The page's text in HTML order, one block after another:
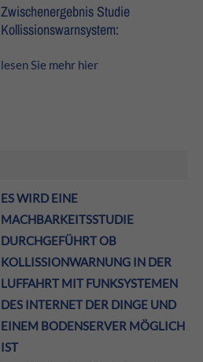
Zwischenergebnis Studie
Kollissionswarnsystem:
lesen Sie mehr hier
ES WIRD EINE
MACHBARKEITSSTUDIE
DURCHGEFÜHRT OB
KOLLISSIONWARNUNG IN DER
LUFFAHRT MIT FUNKSYSTEMEN
DES INTERNET DER DINGE UND
EINEM BODENSERVER MÖGLICH
IST